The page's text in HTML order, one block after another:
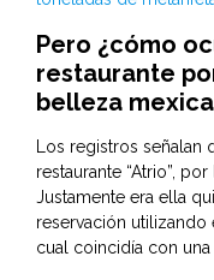
Pero ¿cómo
restaurante
belleza
Los registros señalan
restaurante “Atrio”,
Justamente era ella
reservación utilizando
cual coincidía con